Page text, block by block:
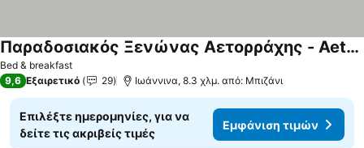
Bed & breakfast
Παραδοσιακός Ξενώνας Αετορράχης - Aetorrachi's Traditional Guesthouse
9,6 Εξαιρετικό 29 Ιωάννινα, 8.3 χλμ. από: Μπιζάνι
Επιλέξτε ημερομηνίες, για να
δείτε τις ακριβείς τιμές
Εμφάνιση τιμών